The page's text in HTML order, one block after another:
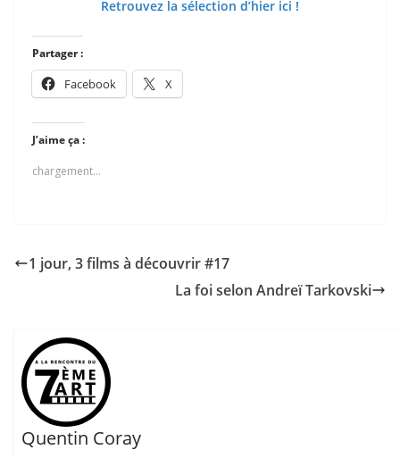
Retrouvez la sélection d’hier ici !
Partager :
Facebook X
J’aime ça :
chargement…
1 jour, 3 films à découvrir #17
La foi selon Andreï Tarkovski
Quentin Coray